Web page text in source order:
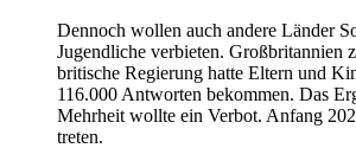
Dennoch wollen auch andere Länder
Jugendliche verbieten. Großbritannien
britische Regierung hatte Eltern und
116.000 Antworten bekommen. Das
Mehrheit wollte ein Verbot. Anfang
treten.